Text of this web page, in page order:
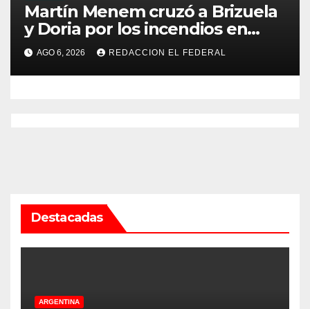
Martín Menem cruzó a Brizuela
y Doria por los incendios en
Guanchín: “Miente
descaradamente”
AGO 6, 2026 REDACCION EL FEDERAL
Destacadas
ARGENTINA